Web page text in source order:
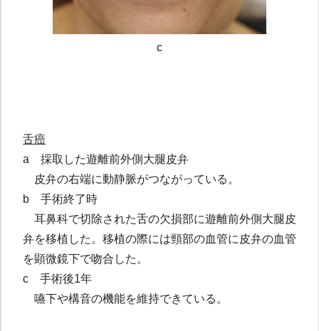
c
舌癌
a 採取した遊離前外側大腿皮弁
皮弁の右端に動静脈がつながっている。
b 手術終了時
耳鼻科で切除された舌の欠損部に遊離前外側大腿皮
弁を移植した。移植の際には頸部の血管に皮弁の血管
を顕微鏡下で吻合した。
c 手術後1年
嚥下や構音の機能を維持できている。